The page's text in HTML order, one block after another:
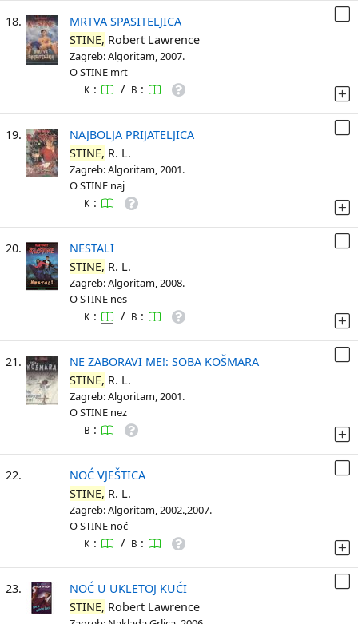
18.
MRTVA SPASITELJICA
STINE, Robert Lawrence
Zagreb: Algoritam, 2007.
O STINE mrt
K : / B :
19.
NAJBOLJA PRIJATELJICA
STINE, R. L.
Zagreb: Algoritam, 2001.
O STINE naj
K :
20.
NESTALI
STINE, R. L.
Zagreb: Algoritam, 2008.
O STINE nes
K : / B :
21.
NE ZABORAVI ME!: SOBA KOŠMARA
STINE, R. L.
Zagreb: Algoritam, 2001.
O STINE nez
B :
22.
NOĆ VJEŠTICA
STINE, R. L.
Zagreb: Algoritam, 2002.,2007.
O STINE noć
K : / B :
23.
NOĆ U UKLETOJ KUĆI
STINE, Robert Lawrence